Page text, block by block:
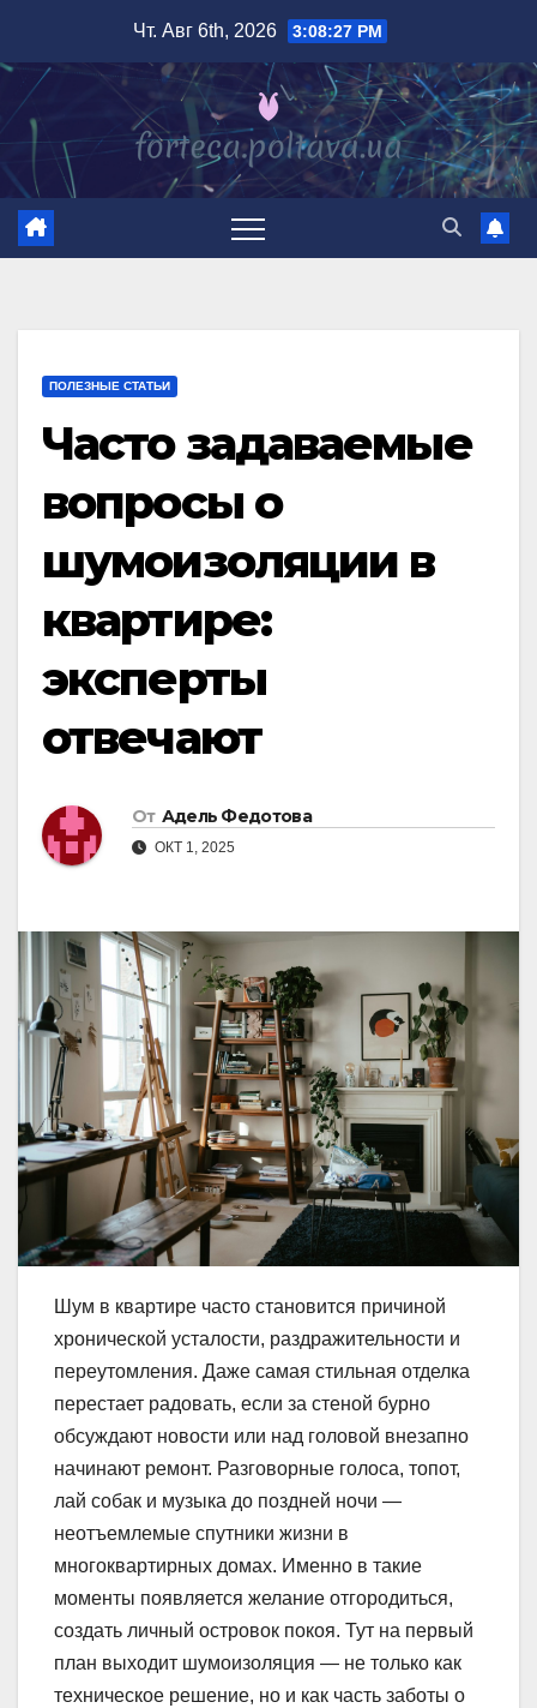
содержимому
Чт. Авг 6th, 2026 3:08:28 PM
ПОЛЕЗНЫЕ СТАТЬИ
Часто задаваемые
вопросы о
шумоизоляции в
квартире:
эксперты
отвечают
От Адель Федотова
ОКТ 1, 2025
Шум в квартире часто становится причиной
хронической усталости, раздражительности и
переутомления. Даже самая стильная отделка
перестает радовать, если за стеной бурно
обсуждают новости или над головой внезапно
начинают ремонт. Разговорные голоса, топот,
лай собак и музыка до поздней ночи —
неотъемлемые спутники жизни в
многоквартирных домах. Именно в такие
моменты появляется желание отгородиться,
создать личный островок покоя. Тут на первый
план выходит шумоизоляция — не только как
техническое решение, но и как часть заботы о